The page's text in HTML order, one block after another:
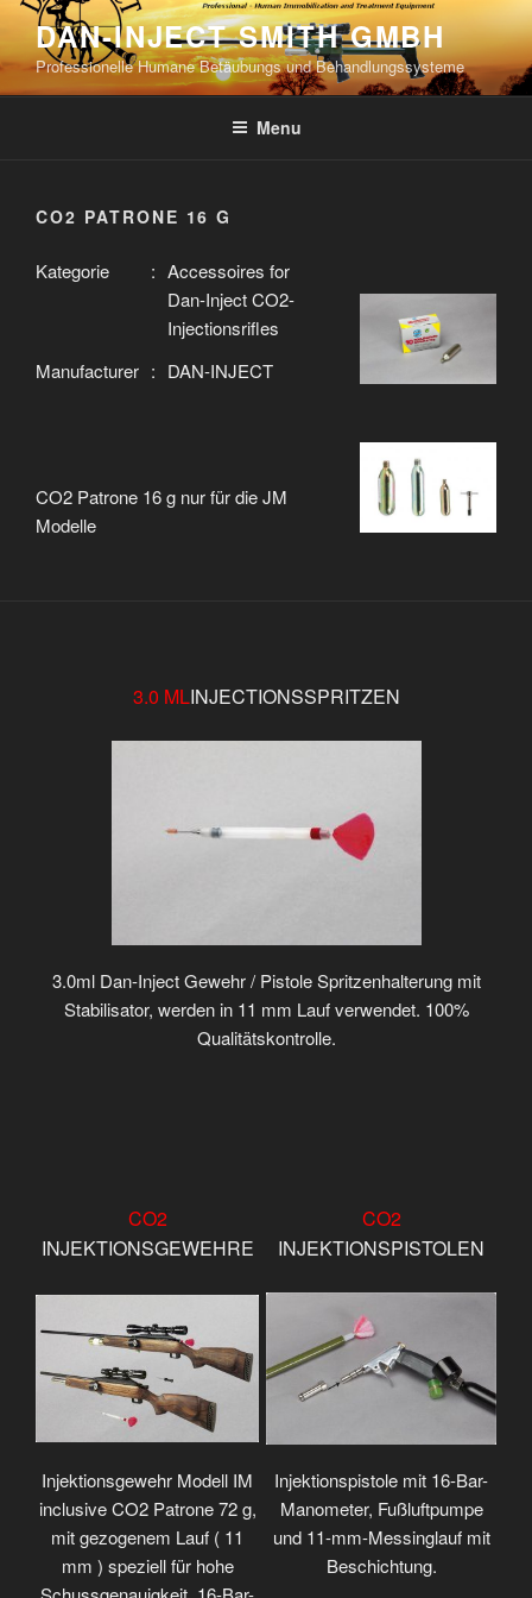
Skip
content
DAN-INJECT SMITH GMBH
Professionelle Humane Betäubungs und Behandlungssysteme
Menu
CO2 PATRONE 16 G
Kategorie : Accessoires for
Dan-Inject CO2-
Injectionsrifles
Manufacturer : DAN-INJECT
CO2 Patrone 16 g nur für die JM
Modelle
3.0 MLINJECTIONSSPRITZEN
3.0ml Dan-Inject Gewehr / Pistole Spritzenhalterung mit
Stabilisator, werden in 11 mm Lauf verwendet. 100%
Qualitätskontrolle.
CO2
INJEKTIONSGEWEHRE
CO2
INJEKTIONSPISTOLEN
Injektionsgewehr Modell IM
inclusive CO2 Patrone 72 g,
mit gezogenem Lauf ( 11
mm ) speziell für hohe
Injektionspistole mit 16-Bar-
Manometer, Fußluftpumpe
und 11-mm-Messinglauf mit
Beschichtung.